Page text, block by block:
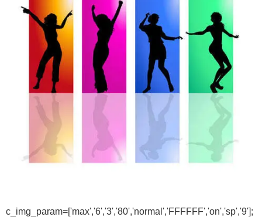
c_img_param=['max','6','3','80','normal','FFFFFF','on','sp','9'];